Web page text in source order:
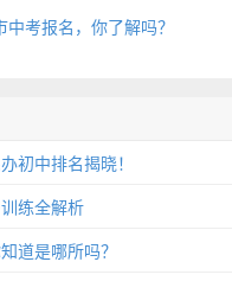
考报名，你了解吗？
初中排名揭晓！
练全解析
道是哪所吗？